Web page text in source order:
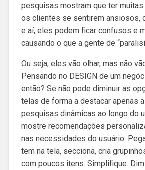
pesquisas mostram que ter
os clientes se sentirem ansiosos,
e aí, eles podem ficar confusos e
causando o que a gente de
Ou seja, eles vão olhar, mas não
Pensando no DESIGN de um
então? Se não pode diminuir as
telas de forma a destacar apenas
pesquisas dinâmicas ao longo do
mostre recomendações
nas necessidades do usuário.
tem na tela, secciona, cria
com poucos itens. Simplifique.